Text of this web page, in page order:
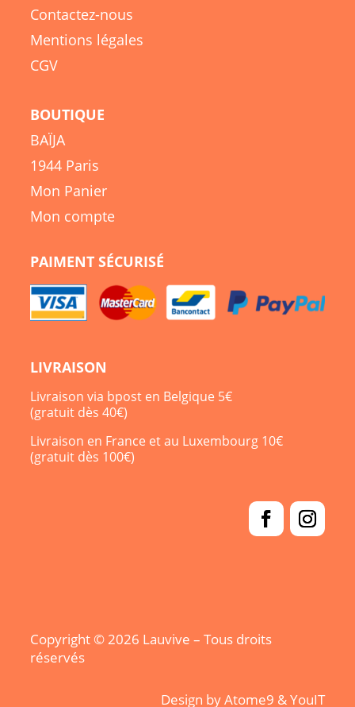
Contactez-nous
Mentions légales
CGV
BOUTIQUE
BAÏJA
1944 Paris
Mon Panier
Mon compte
PAIMENT SÉCURISÉ
LIVRAISON
Livraison via bpost en Belgique 5€
(gratuit dès 40€)
Livraison en France et au Luxembourg 10€
(gratuit dès 100€)
Copyright © 2026 Lauvive – Tous droits
réservés
Design byAtome9 &YouIT